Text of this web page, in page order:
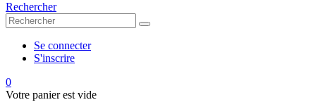
Rechercher
Se connecter
S'inscrire
0
Votre panier est vide